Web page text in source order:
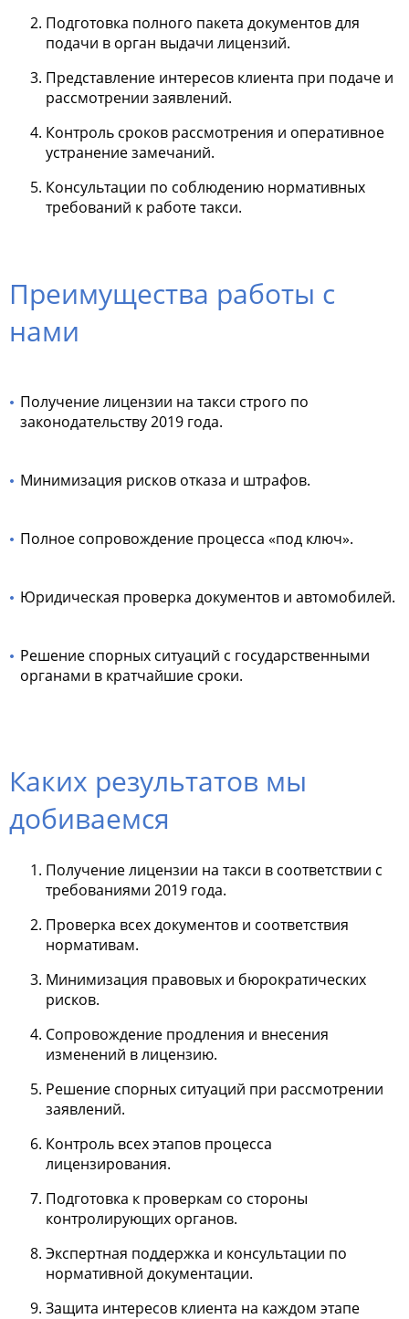
Подготовка полного пакета документов для
подачи в орган выдачи лицензий.
Представление интересов клиента при подаче и
рассмотрении заявлений.
Контроль сроков рассмотрения и оперативное
устранение замечаний.
Консультации по соблюдению нормативных
требований к работе такси.
Преимущества работы с
нами
Получение лицензии на такси строго по
законодательству 2019 года.
Минимизация рисков отказа и штрафов.
Полное сопровождение процесса «под ключ».
Юридическая проверка документов и автомобилей.
Решение спорных ситуаций с государственными
органами в кратчайшие сроки.
Каких результатов мы
добиваемся
Получение лицензии на такси в соответствии с
требованиями 2019 года.
Проверка всех документов и соответствия
нормативам.
Минимизация правовых и бюрократических
рисков.
Сопровождение продления и внесения
изменений в лицензию.
Решение спорных ситуаций при рассмотрении
заявлений.
Контроль всех этапов процесса
лицензирования.
Подготовка к проверкам со стороны
контролирующих органов.
Экспертная поддержка и консультации по
нормативной документации.
Защита интересов клиента на каждом этапе